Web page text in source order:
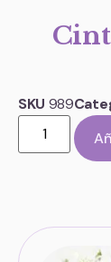
SKU 989